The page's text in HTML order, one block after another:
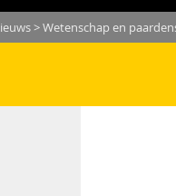
>Wetenschap en